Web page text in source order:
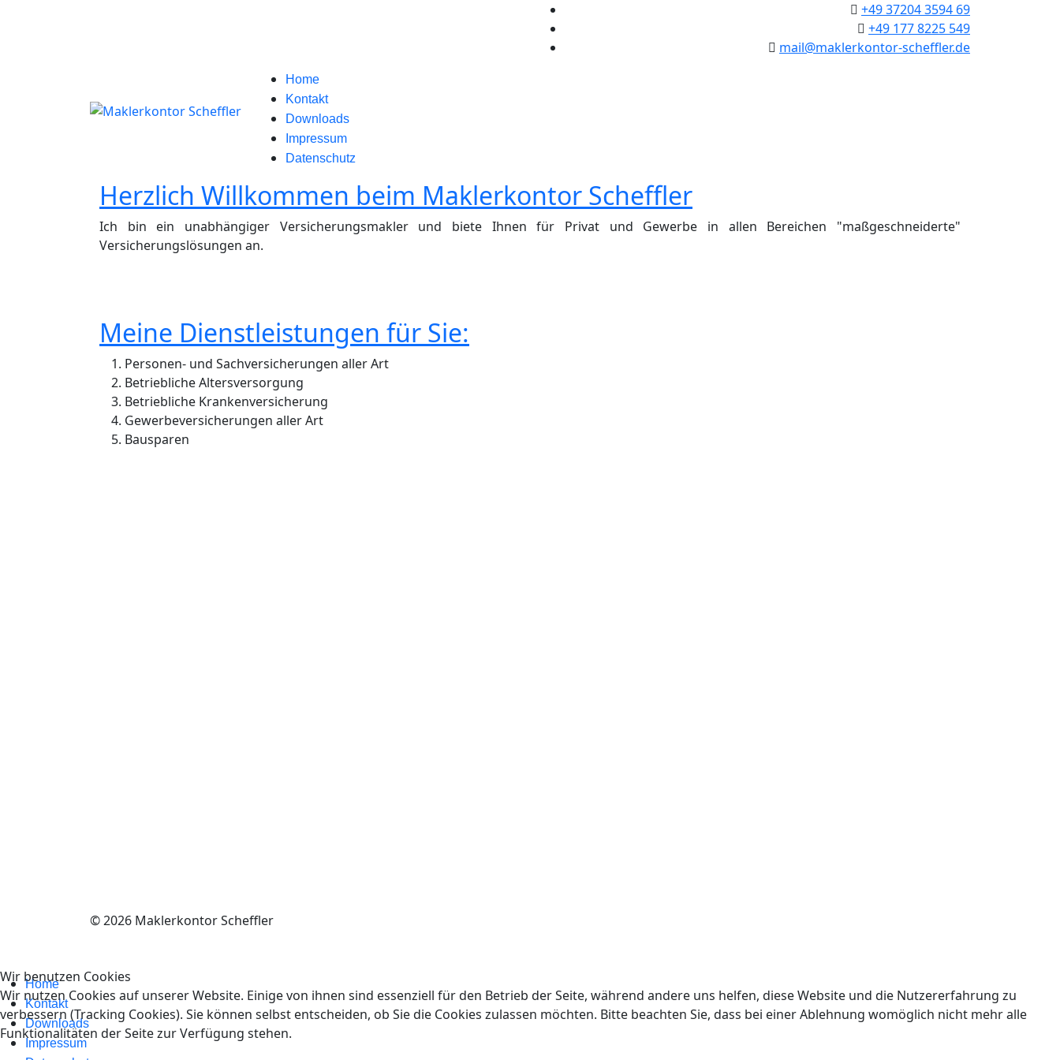
+49 37204 3594 69
+49 177 8225 549
mail@maklerkontor-scheffler.de
Home
Kontakt
Downloads
Impressum
Datenschutz
Herzlich Willkommen beim Maklerkontor Scheffler
Ich bin ein unabhängiger Versicherungsmakler und biete Ihnen für Privat und Gewerbe in allen Bereichen "maßgeschneiderte"
Versicherungslösungen an.
Meine Dienstleistungen für Sie:
Personen- und Sachversicherungen aller Art
Betriebliche Altersversorgung
Betriebliche Krankenversicherung
Gewerbeversicherungen aller Art
Bausparen
© 2026 Maklerkontor Scheffler
Home
Kontakt
Downloads
Impressum
Wir benutzen Cookies
Wir nutzen Cookies auf unserer Website. Einige von ihnen sind essenziell für den Betrieb der Seite, während andere uns helfen, diese Website und die Nutzererfahrung zu
verbessern (Tracking Cookies). Sie können selbst entscheiden, ob Sie die Cookies zulassen möchten. Bitte beachten Sie, dass bei einer Ablehnung womöglich nicht mehr alle
Funktionalitäten der Seite zur Verfügung stehen.